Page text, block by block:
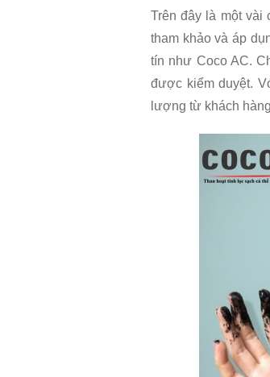
Trên đây là một vài
tham khảo và áp
tín như Coco AC.
được kiểm duyệt.
lượng từ khách